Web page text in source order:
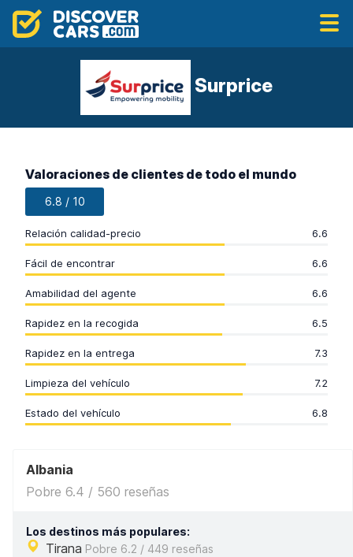
Surprice
Valoraciones de clientes de todo el mundo
6.8 / 10
Relación calidad-precio 6.6
Fácil de encontrar 6.6
Amabilidad del agente 6.6
Rapidez en la recogida 6.5
Rapidez en la entrega 7.3
Limpieza del vehículo 7.2
Estado del vehículo 6.8
Albania
Pobre 6.4 / 560 reseñas
Los destinos más populares:
Tirana Pobre 6.2 / 449 reseñas